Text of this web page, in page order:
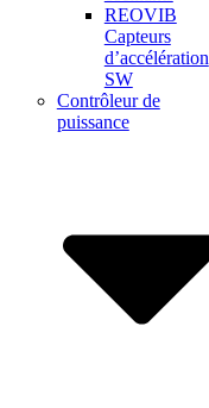
REOVIB
Capteurs
d’accélération
SW
Contrôleur de
puissance